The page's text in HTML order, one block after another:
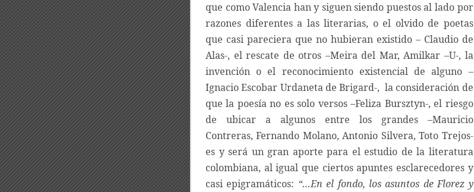
que como Valencia han y siguen siendo puestos al lado por
razones diferentes a las literarias, o el olvido de poetas
que casi pareciera que no hubieran existido – Claudio de
Alas-, el rescate de otros –Meira del Mar, Amilkar –U-, la
invención o el reconocimiento existencial de alguno –
Ignacio Escobar Urdaneta de Brigard-, la consideración de
que la poesía no es solo versos –Feliza Bursztyn-, el riesgo
de ubicar a algunos entre los grandes –Mauricio
Contreras, Fernando Molano, Antonio Silvera, Toto Trejos-
es y será un gran aporte para el estudio de la literatura
colombiana, al igual que ciertos apuntes esclarecedores y
casi epigramáticos: “…En el fondo, los asuntos de Florez y